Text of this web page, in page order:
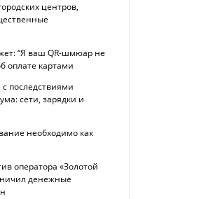
центров,
“Я ваш QR-шмюар не
оплате картами
с последствиями
сети, зарядки и
необходимо как
оператора «Золотой
денежные